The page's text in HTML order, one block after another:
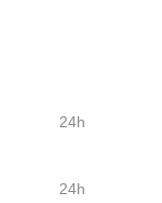
24h
24h